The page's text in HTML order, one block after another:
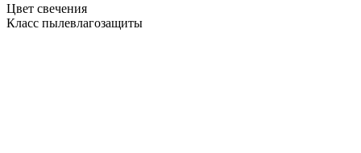
Цвет свечения
Класс пылевлагозащиты